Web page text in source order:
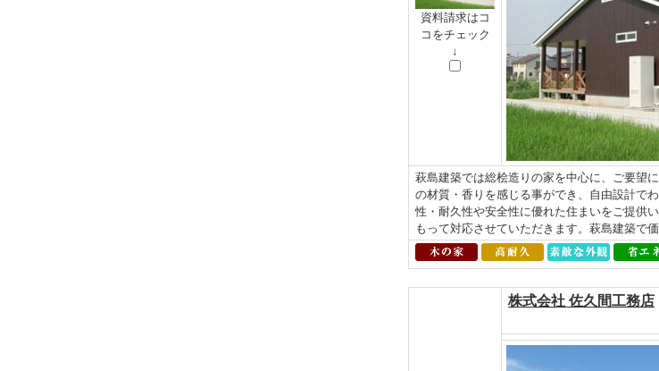
資料請求はコ
コをチェック
↓
萩島建築では総桧造りの家を中心に、ご要望
の材質・香りを感じる事ができ、自由設計で
性・耐久性や安全性に優れた住まいをご提供
もって対応させていただきます。萩島建築で
株式会社 佐久間工務店